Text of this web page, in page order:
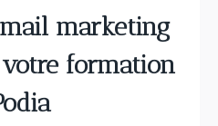
marketing
formation